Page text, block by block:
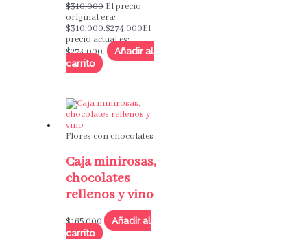
$310,000 El precio
original era:
$310,000.$274,000El
precio actual es:
$274,000.
Añadir al
carrito
Flores con chocolates
Caja minirosas,
chocolates
rellenos y vino
$165,000
Añadir al
carrito